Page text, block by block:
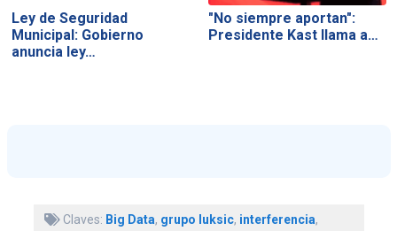
Ley de Seguridad
Municipal: Gobierno
anuncia ley…
"No siempre aportan":
Presidente Kast llama a…
Claves: Big Data, grupo luksic, interferencia,